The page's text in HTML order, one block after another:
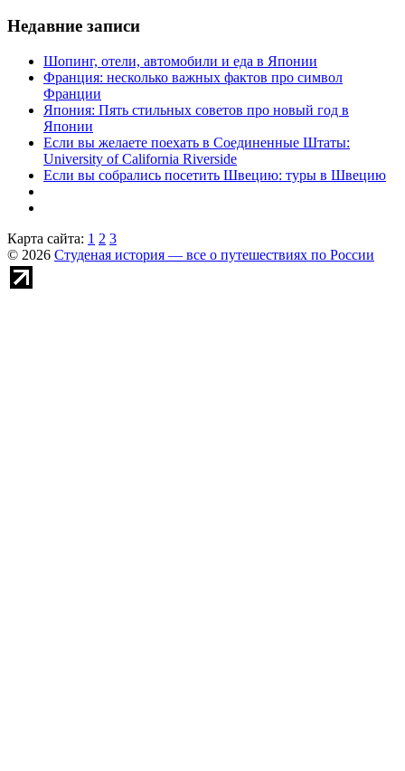
Недавние записи
Шопинг, отели, автомобили и еда в Японии
Франция: несколько важных фактов про символ
Франции
Япония: Пять стильных советов про новый год в
Японии
Если вы желаете поехать в Соединенные Штаты:
University of California Riverside
Если вы собрались посетить Швецию: туры в Швецию
Карта сайта: 1 2 3
© 2026 Студеная история — все о путешествиях по России